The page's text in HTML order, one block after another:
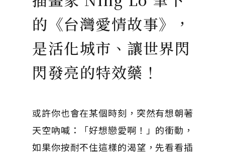
的《台灣愛情故事》，
是活化城市、讓世界閃
閃發亮的特效藥！
或許你也會在某個時刻，突然有想朝著
天空吶喊：「好想戀愛啊！」的衝動，
如果你按耐不住這樣的渴望，先看看插